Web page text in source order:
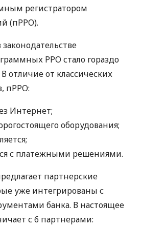
регистратором
(пРРО).
РРО стало гораздо
отличие от классических
пРРО:
Интернет;
оборудования;
с платежными решениями.
партнерские
уже интегрированы с
банка. В настоящее
с 6 партнерами: